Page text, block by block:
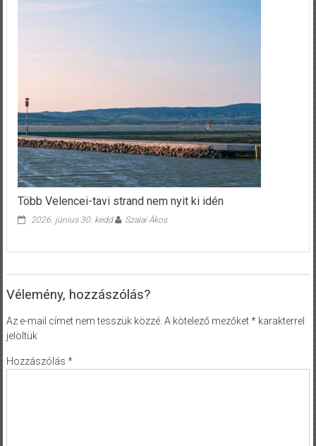
Több Velencei-tavi strand nem nyit ki idén
2026. június 30. kedd Szalai Ákos
Vélemény, hozzászólás?
Az e-mail címet nem tesszük közzé. A kötelező mezőket*karakterrel
jelöltük
Hozzászólás *